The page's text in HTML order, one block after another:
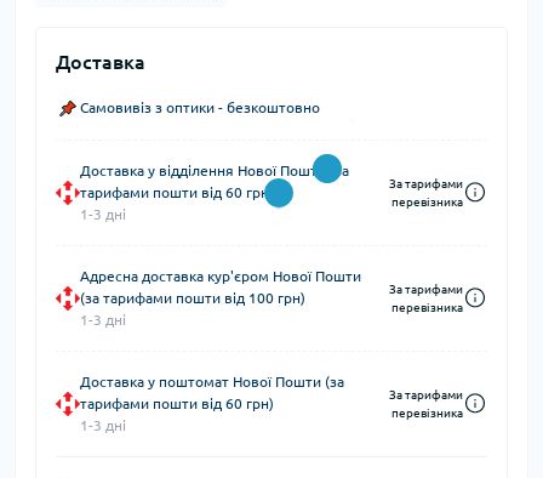
Доставка
Самовивіз з оптики - безкоштовно
Доставка у відділення Нової Пошти (за
тарифами пошти від 60 грн)
1-3 дні
За тарифами
перевізника
Адресна доставка кур'єром Нової Пошти
(за тарифами пошти від 100 грн)
1-3 дні
За тарифами
перевізника
Доставка у поштомат Нової Пошти (за
тарифами пошти від 60 грн)
1-3 дні
За тарифами
перевізника